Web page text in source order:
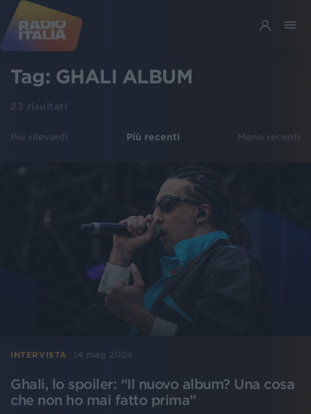
Tag: GHALI ALBUM
23 risultati
Più rilevanti Più recenti Meno recenti
INTERVISTA 14 mag 2024
Ghali, lo spoiler: “Il nuovo album? Una cosa
che non ho mai fatto prima”